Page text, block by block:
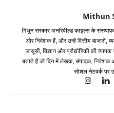
Mithun
मिथुन सरकार अनरिवील्ड फाइल्स के
और निवेशक हैं, और उन्हें वित्तीय बाजारों,
जासूसी, विज्ञान और प्रौद्योगिकी की
बताते हैं जो दिन में लेखक, संपादक, निवेशक
सोशल नेटवर्क पर